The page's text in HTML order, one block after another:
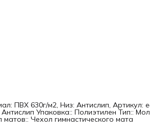
ПВХ 630г/м2, Низ: Антислип, Артикул:
Упаковка:: Полиэтилен Тип::
Чехол гимнастического мата